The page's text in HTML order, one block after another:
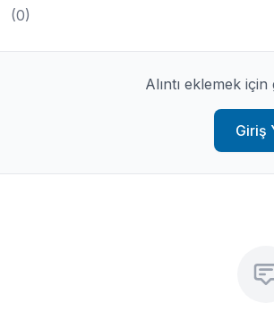
(0)
Alıntı eklemek için
Giriş